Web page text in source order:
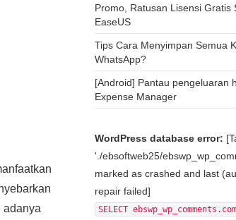
adanya
Promo, Ratusan Lisensi Gratis
EaseUS
Tips Cara Menyimpan Semua
WhatsApp?
[Android] Pantau pengeluaran
Expense Manager
WordPress database error:
'./ebsoftweb25/
marked as crashed and last
repair failed]
SELECT